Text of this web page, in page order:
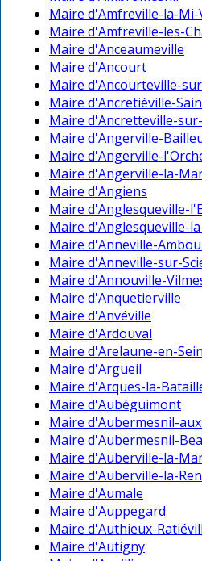
Maire d'Amfreville-la-Mi-
Maire d'Amfreville-les-
Maire d'Anceaumeville
Maire d'Ancourt
Maire d'Ancourteville-
Maire d'Ancretiéville-
Maire d'Ancretteville-
Maire d'Angerville-
Maire d'Angerville-
Maire d'Angerville-la-
Maire d'Angiens
Maire d'Anglesqueville-
Maire d'Anglesqueville-
Maire d'Anneville-
Maire d'Anneville-sur-
Maire d'Annouville-
Maire d'Anquetierville
Maire d'Anvéville
Maire d'Ardouval
Maire d'Arelaune-en-
Maire d'Argueil
Maire d'Arques-la-
Maire d'Aubéguimont
Maire d'Aubermesnil-
Maire d'Aubermesnil-
Maire d'Auberville-la-
Maire d'Auberville-la-
Maire d'Aumale
Maire d'Auppegard
Maire d'Authieux-
Maire d'Autigny